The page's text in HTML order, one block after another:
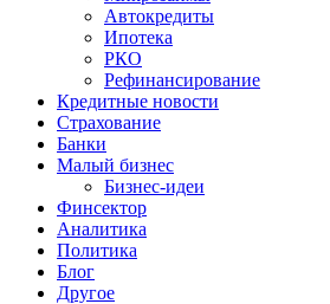
Автокредиты
Ипотека
РКО
Рефинансирование
Кредитные новости
Страхование
Банки
Малый бизнес
Бизнес-идеи
Финсектор
Аналитика
Политика
Блог
Другое